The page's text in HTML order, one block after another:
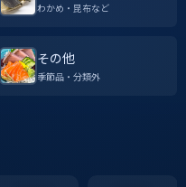
わかめ・昆布など
その他
季節品・分類外